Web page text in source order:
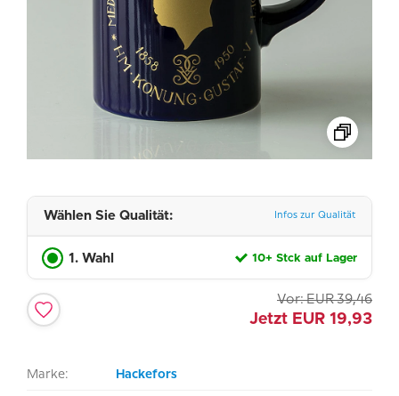
Wählen Sie Qualität: Infos zur Qualität
1. Wahl 10+ Stck auf Lager
Vor: EUR 39,46
Jetzt EUR 19,93
Marke: Hackefors